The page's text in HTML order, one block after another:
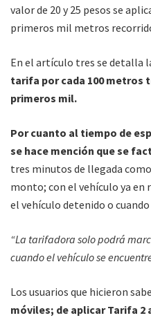
valor de 20 y 25 pesos se
primeros mil metros
En el artículo tres se detalla
tarifa por cada 100 metros
primeros mil.
Por cuanto al tiempo de
se hace mención que se
tres minutos de llegada
monto; con el vehículo ya en
el vehículo detenido o
“La tarifadora solo podrá
cuando el vehículo se
Los usuarios que hicieron
móviles; de aplicar Tarifa 2